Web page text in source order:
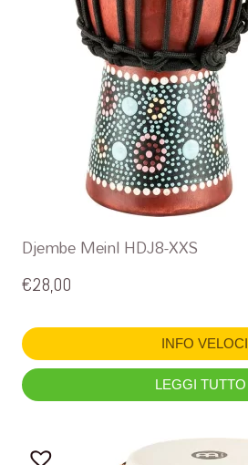
Djembe Meinl HDJ8-XXS
€28,00
INFO VELOCI
LEGGI TUTTO